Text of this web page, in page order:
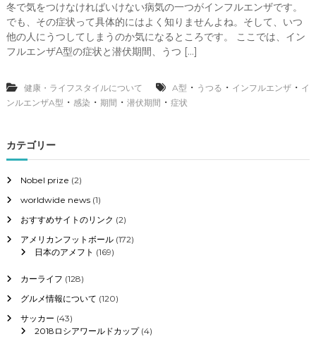
フ
ル
エ
ン
の
伏
の
冬で気をつけなければいけない病気の一つがインフルエンザです。
でも、その症状って具体的にはよく知りませんよね。そして、いつ
他の人にうつしてしまうのか気になるところです。 ここでは、イン
フルエンザA型の症状と潜伏期間、うつ […]
健康・ライフスタイルについて A型 ・ うつる ・ インフルエンザ・ イ
ンルエンザA型 ・ 感染 ・ 期間 ・ 潜伏期間 ・ 症状
カテゴリー
Nobel prize (2)
worldwide news(1)
おすすめサイトのリンク (2)
アメリカンフットボール(172)
日本のアメフト (169)
カーライフ (128)
グルメ情報について (120)
サッカー (43)
2018ロシアワールドカップ(4)